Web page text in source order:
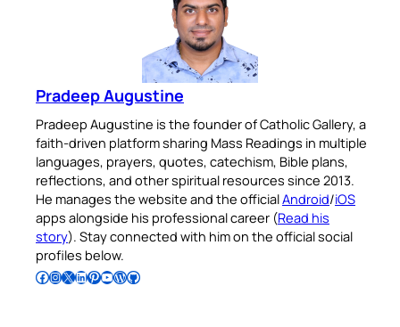
Pradeep Augustine
Pradeep Augustine is the founder of Catholic Gallery, a
faith-driven platform sharing Mass Readings in multiple
languages, prayers, quotes, catechism, Bible plans,
reflections, and other spiritual resources since 2013.
He manages the website and the officialAndroid/iOS
apps alongside his professional career (Read his
story). Stay connected with him on the official social
profiles below.
Follow Pradeep on Facebook Follow Pradeep on InstagramFollow Pradeep on X Follow Pradeep on LinkedIn Follow Pradeep on Pinterest Subscribe to Pradeep’s Youtube Channel Follow Pradeep on WordPress Follow Pradeep on GitHub